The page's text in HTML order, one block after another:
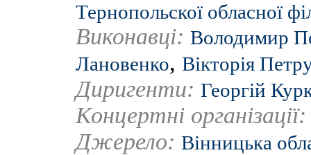
Тернопольскої обласної
Виконавці: Володимир
Лановенко, Вікторія
Диригенти: Георгій
Концертні
Джерело: Вінницька